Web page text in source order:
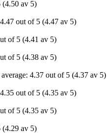
(4.50 av 5)
(4.47 av 5)
(4.41 av 5)
(4.38 av 5)
(4.37 av 5)
(4.35 av 5)
(4.35 av 5)
(4.29 av 5)